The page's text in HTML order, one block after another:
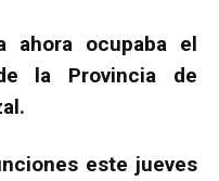
ahora ocupaba el
la Provincia de
este jueves